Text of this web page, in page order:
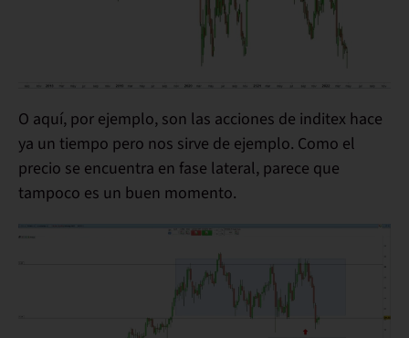
O aquí, por ejemplo, son las acciones de inditex hace
ya un tiempo pero nos sirve de ejemplo. Como el
precio se encuentra en fase lateral, parece que
tampoco es un buen momento.